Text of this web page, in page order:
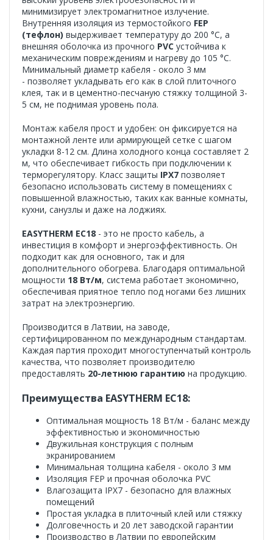
минимизирует электромагнитное излучение.
Внутренняя изоляция из термостойкого FEP
(тефлон) выдерживает температуру до 200 °C, а
внешняя оболочка из прочного PVC устойчива к
механическим повреждениям и нагреву до 105 °C.
Минимальный диаметр кабеля - около 3 мм
- позволяет укладывать его как в слой плиточного
клея, так и в цементно-песчаную стяжку толщиной 3-
5 см, не поднимая уровень пола.
Монтаж кабеля прост и удобен: он фиксируется на
монтажной ленте или армирующей сетке с шагом
укладки 8-12 см. Длина холодного конца составляет 2
м, что обеспечивает гибкость при подключении к
терморегулятору. Класс защиты IPX7 позволяет
безопасно использовать систему в помещениях с
повышенной влажностью, таких как ванные комнаты,
кухни, санузлы и даже на лоджиях.
EASYTHERM EC18 - это не просто кабель, а
инвестиция в комфорт и энергоэффективность. Он
подходит как для основного, так и для
дополнительного обогрева. Благодаря оптимальной
мощности 18 Вт/м, система работает экономично,
обеспечивая приятное тепло под ногами без лишних
затрат на электроэнергию.
Производится в Латвии, на заводе,
сертифицированном по международным стандартам.
Каждая партия проходит многоступенчатый контроль
качества, что позволяет производителю
предоставлять 20-летнюю гарантию на продукцию.
Преимущества EASYTHERM EC18:
Оптимальная мощность 18 Вт/м - баланс между
эффективностью и экономичностью
Двужильная конструкция с полным
экранированием
Минимальная толщина кабеля - около 3 мм
Изоляция FEP и прочная оболочка PVC
Влагозащита IPX7 - безопасно для влажных
помещений
Простая укладка в плиточный клей или стяжку
Долговечность и 20 лет заводской гарантии
Производство в Латвии по европейским